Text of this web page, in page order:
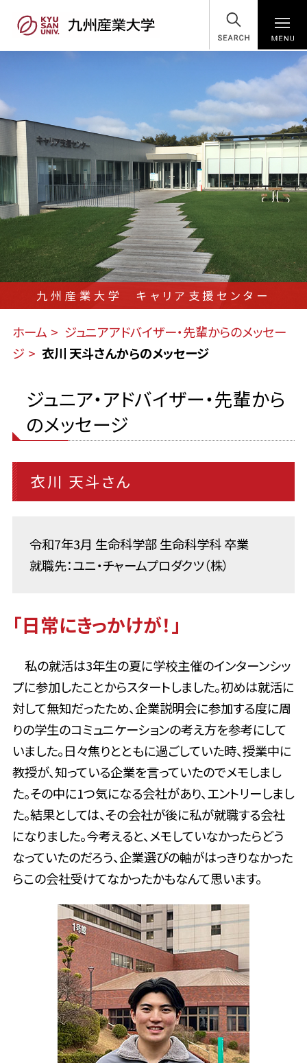
SEARCH
九州産業大学 キャリア支援センター
ホーム
ジュニアアドバイザー・先輩からのメッセー
ジ
衣川 天斗さんからのメッセージ
ジュニア・アドバイザー・先輩から
のメッセージ
衣川 天斗さん
令和7年3月 生命科学部 生命科学科 卒業
就職先：ユニ・チャームプロダクツ（株）
「日常にきっかけが！」
私の就活は3年生の夏に学校主催のインターンシッ
プに参加したことからスタートしました。初めは就活に
対して無知だったため、企業説明会に参加する度に周
りの学生のコミュニケーションの考え方を参考にして
いました。日々焦りとともに過ごしていた時、授業中に
教授が、知っている企業を言っていたのでメモしまし
た。その中に1つ気になる会社があり、エントリーしまし
た。結果としては、その会社が後に私が就職する会社
になりました。今考えると、メモしていなかったらどう
なっていたのだろう、企業選びの軸がはっきりなかった
らこの会社受けてなかったかもなんて思います。